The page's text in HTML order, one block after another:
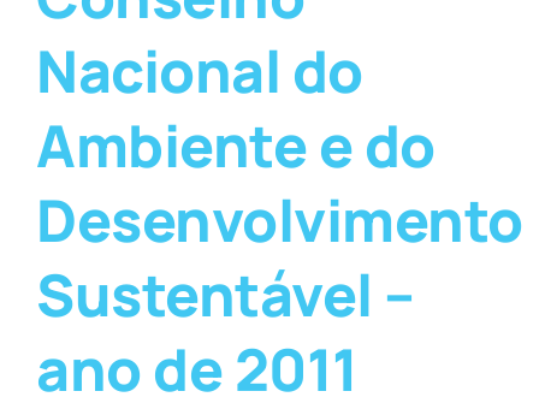
Nacional do
Ambiente e do
Desenvolvimento
Sustentável –
ano de 2011